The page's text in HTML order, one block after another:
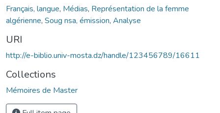
Français, langue, Médias, Représentation de la femme
algérienne, Soug nsa, émission, Analyse
URI
http://e-biblio.univ-mosta.dz/handle/123456789/16611
Collections
Mémoires de Master